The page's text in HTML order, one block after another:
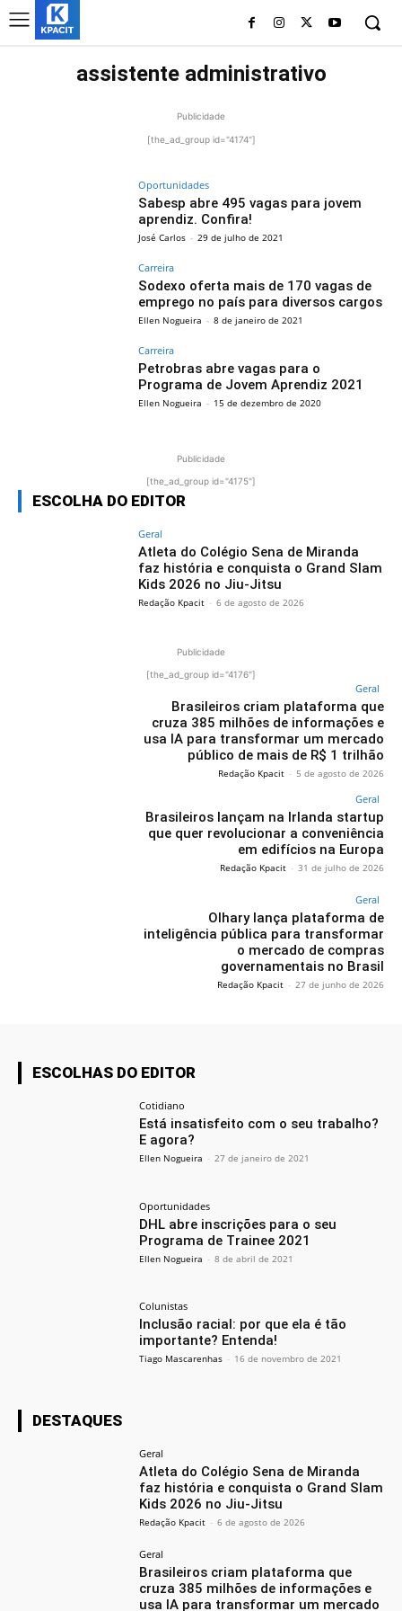
assistente administrativo
Publicidade
[the_ad_group id="4174"]
Oportunidades
Sabesp abre 495 vagas para jovem
aprendiz. Confira!
José Carlos - 29 de julho de 2021
Carreira
Sodexo oferta mais de 170 vagas de
emprego no país para diversos cargos
Ellen Nogueira - 8 de janeiro de 2021
Carreira
Petrobras abre vagas para o
Programa de Jovem Aprendiz 2021
Ellen Nogueira - 15 de dezembro de 2020
Publicidade
[the_ad_group id="4175"]
ESCOLHA DO EDITOR
Geral
Atleta do Colégio Sena de Miranda
faz história e conquista o Grand Slam
Kids 2026 no Jiu-Jitsu
Redação Kpacit - 6 de agosto de 2026
Publicidade
[the_ad_group id="4176"]
Geral
Brasileiros criam plataforma que
cruza 385 milhões de informações e
usa IA para transformar um mercado
público de mais de R$ 1 trilhão
Redação Kpacit - 5 de agosto de 2026
Geral
Brasileiros lançam na Irlanda startup
que quer revolucionar a conveniência
em edifícios na Europa
Redação Kpacit - 31 de julho de 2026
Geral
Olhary lança plataforma de
inteligência pública para transformar
o mercado de compras
governamentais no Brasil
Redação Kpacit - 27 de junho de 2026
ESCOLHAS DO EDITOR
Cotidiano
Está insatisfeito com o seu trabalho?
E agora?
Ellen Nogueira - 27 de janeiro de 2021
Oportunidades
DHL abre inscrições para o seu
Programa de Trainee 2021
Ellen Nogueira - 8 de abril de 2021
Colunistas
Inclusão racial: por que ela é tão
importante? Entenda!
Tiago Mascarenhas - 16 de novembro de 2021
DESTAQUES
Geral
Atleta do Colégio Sena de Miranda
faz história e conquista o Grand Slam
Kids 2026 no Jiu-Jitsu
Redação Kpacit - 6 de agosto de 2026
Geral
Brasileiros criam plataforma que
cruza 385 milhões de informações e
usa IA para transformar um mercado